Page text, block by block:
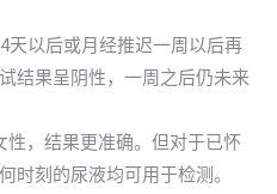
天以后或月经推迟一周以后再
结果呈阴性，一周之后仍未来
，结果更准确。但对于已怀
时刻的尿液均可用于检测。